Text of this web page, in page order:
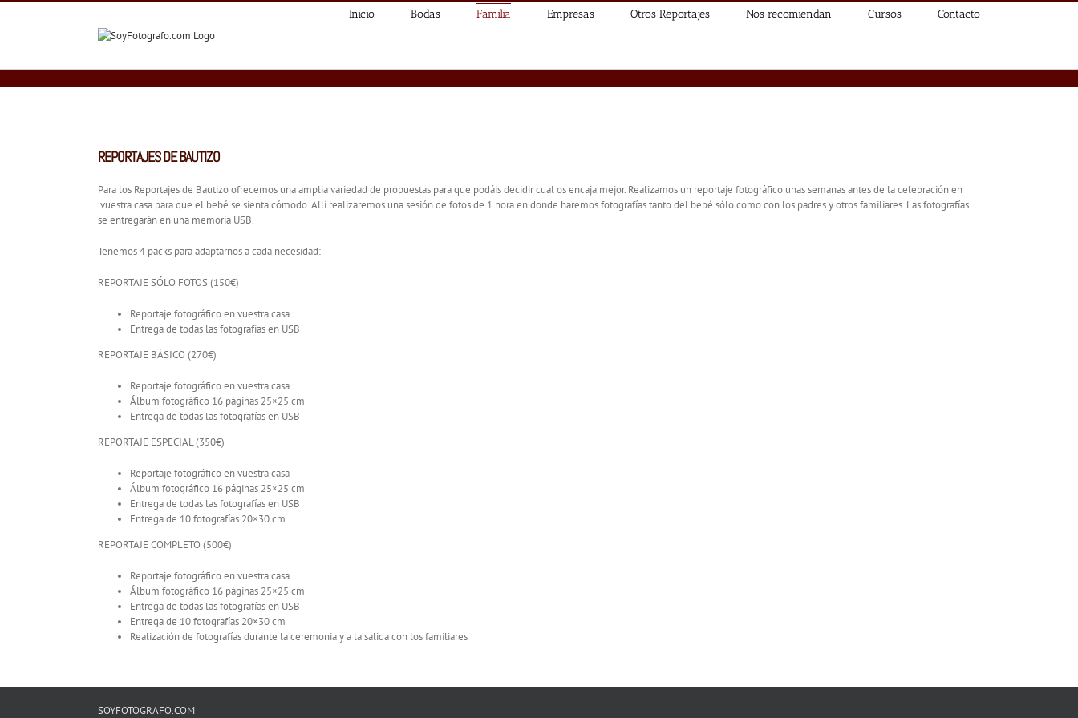
Skip
Inicio Bodas Familia Empresas Otros Reportajes Nos recomiendan Cursos Contacto
REPORTAJES DE BAUTIZO
Para los Reportajes de Bautizo ofrecemos una amplia variedad de propuestas para que podáis decidir cual os encaja mejor. Realizamos un reportaje fotográfico unas semanas antes de la celebración en
vuestra casa para que el bebé se sienta cómodo. Allí realizaremos una sesión de fotos de 1 hora en donde haremos fotografías tanto del bebé sólo como con los padres y otros familiares. Las fotografías
se entregarán en una memoria USB.
Tenemos 4 packs para adaptarnos a cada necesidad:
REPORTAJE SÓLO FOTOS (150€)
Reportaje fotográfico en vuestra casa
Entrega de todas las fotografías en USB
REPORTAJE BÁSICO (270€)
Reportaje fotográfico en vuestra casa
Álbum fotográfico 16 páginas 25×25 cm
Entrega de todas las fotografías en USB
REPORTAJE ESPECIAL (350€)
Reportaje fotográfico en vuestra casa
Álbum fotográfico 16 páginas 25×25 cm
Entrega de todas las fotografías en USB
Entrega de 10 fotografías 20×30 cm
REPORTAJE COMPLETO (500€)
Reportaje fotográfico en vuestra casa
Álbum fotográfico 16 páginas 25×25 cm
Entrega de todas las fotografías en USB
Entrega de 10 fotografías 20×30 cm
Realización de fotografías durante la ceremonia y a la salida con los familiares
SOYFOTOGRAFO.COM